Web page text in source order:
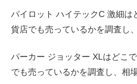
パイロット ハイテックC 激細
貨店でも売っているかを調査し
パーカー ジョッター XLはどこ
でも売っているかを調査し、相